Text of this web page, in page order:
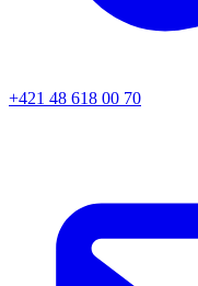
+421 48 618 00 70